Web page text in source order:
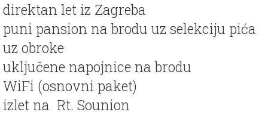
direktan let iz Zagreba
puni pansion na brodu uz selekciju pića
uz obroke
uključene napojnice na brodu
WiFi (osnovni paket)
izlet na Rt. Sounion